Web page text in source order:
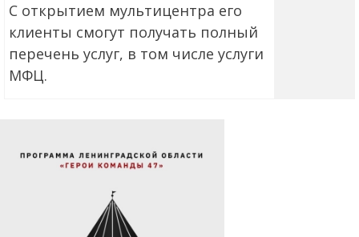
С открытием мультицентра его
клиенты смогут получать полный
перечень услуг, в том числе услуги
МФЦ.